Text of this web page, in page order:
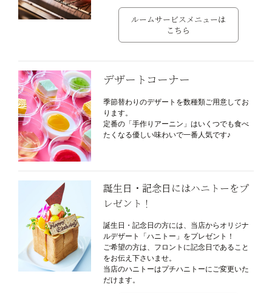
ルームサービスメニューは
こちら
デザートコーナー
季節替わりのデザートを数種類ご用意してお
ります。
定番の「手作りアーニン」はいくつでも食べ
たくなる優しい味わいで一番人気です♪
誕生日・記念日にはハニトーをプ
レゼント！
誕生日・記念日の方には、当店からオリジナ
ルデザート「ハニトー」をプレゼント！
ご希望の方は、フロントに記念日であること
をお伝え下さいませ。
当店のハニトーはプチハニトーにご変更いた
だけます。